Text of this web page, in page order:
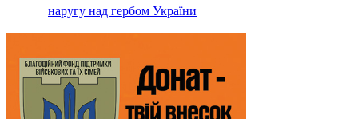
наругу над гербом України